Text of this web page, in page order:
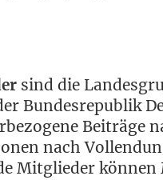
sind die
Bun­des­re­pu­blik
Bei­trä­ge
nach
Mit­glie­der kön­nen